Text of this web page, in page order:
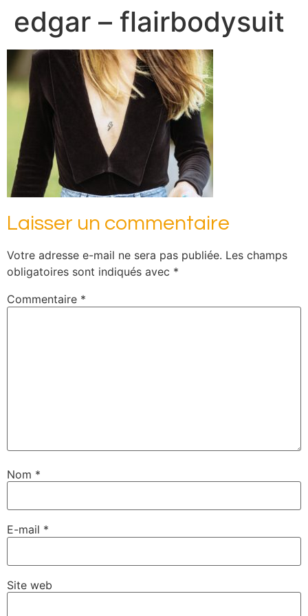
edgar – flairbodysuit
Laisser un commentaire
Votre adresse e-mail ne sera pas publiée. Les champs
obligatoires sont indiqués avec *
Commentaire *
Nom *
E-mail *
Site web